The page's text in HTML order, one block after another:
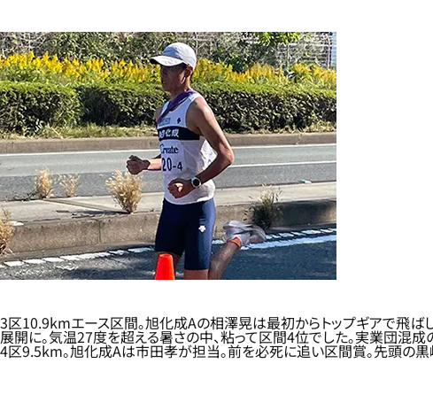
3区10.9kmエース区間。旭化成Aの相澤晃は最初からトップギアで飛
展開に。気温27度を超える暑さの中、粘って区間4位でした。実業団混
4区9.5km。旭化成Aは市田孝が担当。前を必死に追い区間賞。先頭の